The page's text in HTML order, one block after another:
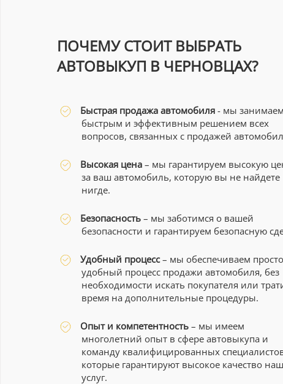
ПОЧЕМУ СТОИТ ВЫБРАТЬ
АВТОВЫКУП В ЧЕРНОВЦАХ?
Быстрая продажа автомобиля- мы
быстрым и эффективным решением всех
вопросов, связанных с продажей
Высокая цена– мы гарантируем высокую
за ваш автомобиль, которую вы не найдете
нигде.
Безопасность– мы заботимся о вашей
безопасности и гарантируем безопасную
Удобный процесс– мы обеспечиваем
удобный процесс продажи автомобиля, без
необходимости искать покупателя или
время на дополнительные процедуры.
Опыт и компетентность– мы имеем
многолетний опыт в сфере автовыкупа и
команду квалифицированных
которые гарантируют высокое качество
услуг.